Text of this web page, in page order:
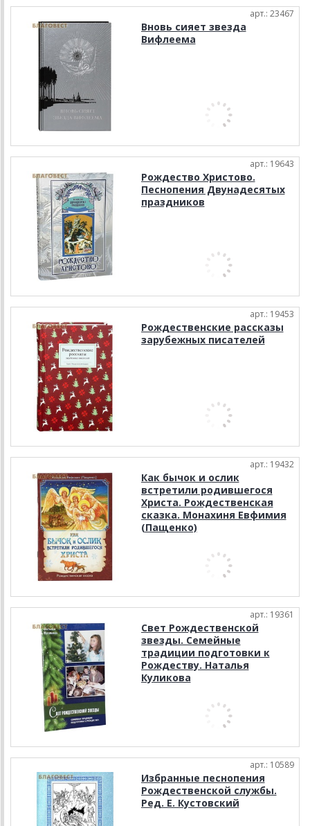
арт.: 23467
Вновь сияет звезда
Вифлеема
арт.: 19643
Рождество Христово.
Песнопения Двунадесятых
праздников
арт.: 19453
Рождественские рассказы
зарубежных писателей
арт.: 19432
Как бычок и ослик
встретили родившегося
Христа. Рождественская
сказка. Монахиня Евфимия
(Пащенко)
арт.: 19361
Свет Рождественской
звезды. Семейные
традиции подготовки к
Рождеству. Наталья
Куликова
арт.: 10589
Избранные песнопения
Рождественской службы.
Ред. Е. Кустовский